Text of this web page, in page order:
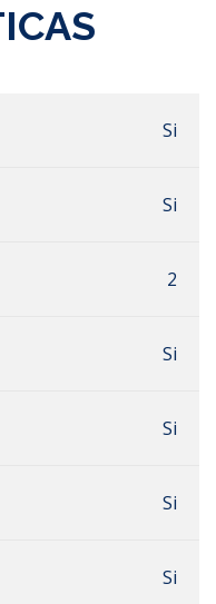
Si
Si
2
Si
Si
Si
Si